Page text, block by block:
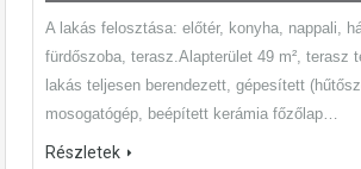
A lakás felosztása: előtér, konyha, nappali,
fürdőszoba, terasz.Alapterület 49 m², terasz
lakás teljesen berendezett, gépesített
mosogatógép, beépített kerámia főzőlap…
Részletek